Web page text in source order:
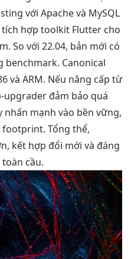
với Apache và MySQL
hợp toolkit Flutter cho
So với 22.04, bản mới có
benchmark. Canonical
và ARM. Nếu nâng cấp từ
đảm bảo quá
nhấn mạnh vào bền vững,
Tổng thể,
kết hợp đổi mới và đáng
cầu.